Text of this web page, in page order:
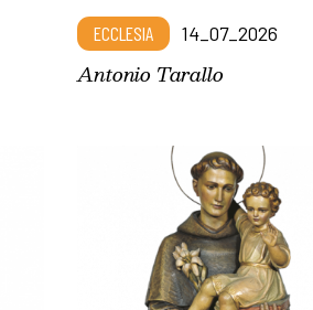
ECCLESIA 14_07_2026
Antonio Tarallo